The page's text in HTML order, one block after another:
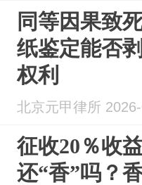
同等因果致
纸鉴定能否
权利
北京元甲律所
征收20％收
还“香”吗？